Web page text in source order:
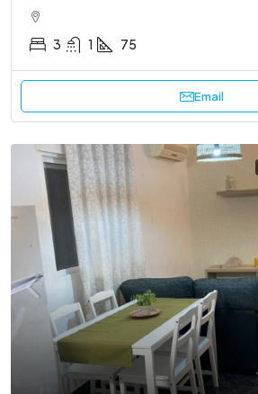
3 1 75
Email